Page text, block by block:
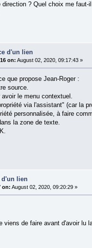
direction ? Quel choix me faut-
d'un lien
on: August 02, 2020, 09:17:43 »
que propose Jean-Roger :
source.
avoir le menu contextuel.
via l'assistant" (car la
personnalisée, à faire
la zone de texte.
d'un lien
on: August 02, 2020, 09:20:29 »
viens de faire avant d'avoir lu